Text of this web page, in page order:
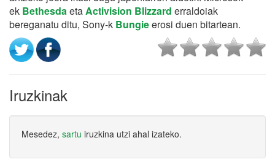
ek BethesdaetaActivision Blizzard erraldoiak
bereganatu ditu, Sony-k Bungieerosi duen bitartean.
Iruzkinak
Mesedez, sartu iruzkina utzi ahal izateko.